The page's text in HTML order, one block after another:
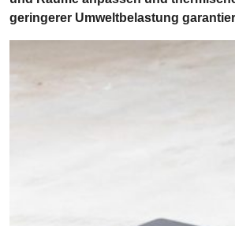
geringerer Umweltbelastung